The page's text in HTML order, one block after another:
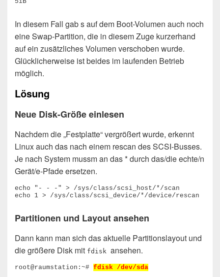
In diesem Fall gab s auf dem Boot-Volumen auch noch
eine Swap-Partition, die in diesem Zuge kurzerhand
auf ein zusätzliches Volumen verschoben wurde.
Glücklicherweise ist beides im laufenden Betrieb
möglich.
Lösung
Neue Disk-Größe einlesen
Nachdem die „Festplatte“ vergrößert wurde, erkennt
Linux auch das nach einem rescan des SCSI-Busses.
Je nach System mussm an das * durch das/die echte/n
Gerät/e-Pfade ersetzen.
echo "- - -" > /sys/class/scsi_host/*/scan
echo 1 > /sys/class/scsi_device/*/device/rescan
Partitionen und Layout ansehen
Dann kann man sich das aktuelle Partitionslayout und
die größere Disk mit fdisk ansehen.
root@raumstation:~# fdisk /dev/sda